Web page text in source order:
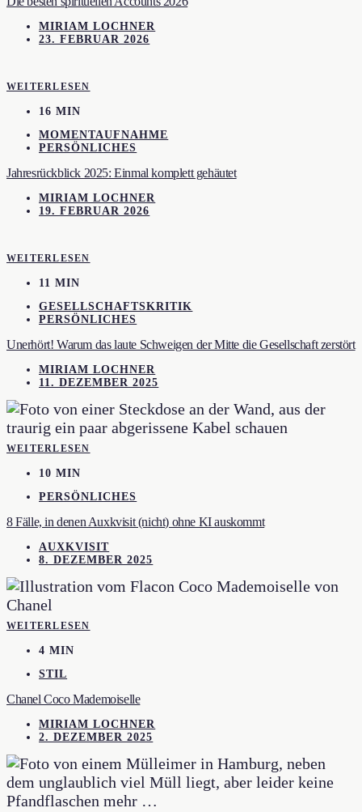
MIRIAM LOCHNER
23. FEBRUAR 2026
WEITERLESEN
16 MIN
MOMENTAUFNAHME
PERSÖNLICHES
Jahresrückblick 2025: Einmal komplett gehäutet
MIRIAM LOCHNER
19. FEBRUAR 2026
WEITERLESEN
11 MIN
GESELLSCHAFTSKRITIK
PERSÖNLICHES
Unerhört! Warum das laute Schweigen der Mitte die Gesellschaft zerstört
MIRIAM LOCHNER
11. DEZEMBER 2025
WEITERLESEN
10 MIN
PERSÖNLICHES
8 Fälle, in denen Auxkvisit (nicht) ohne KI auskommt
AUXKVISIT
8. DEZEMBER 2025
WEITERLESEN
4 MIN
STIL
Chanel Coco Mademoiselle
MIRIAM LOCHNER
2. DEZEMBER 2025